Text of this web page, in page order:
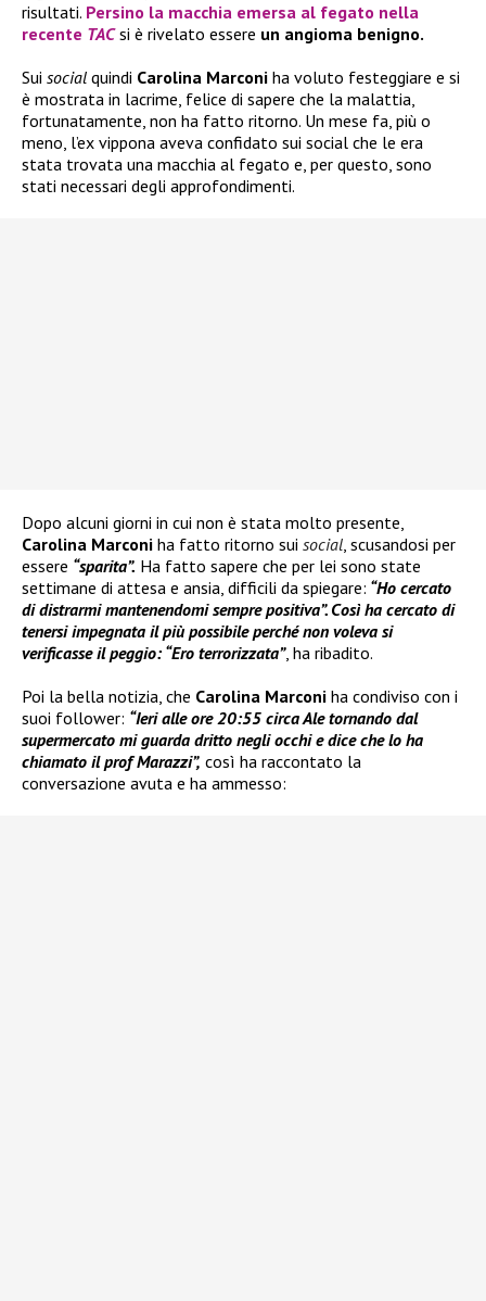
risultati. Persino la macchia emersa al fegato nella
recente TACsi è rivelato essere un angioma benigno.
Sui social quindi Carolina Marconi ha voluto festeggiare e si
è mostrata in lacrime, felice di sapere che la malattia,
fortunatamente, non ha fatto ritorno. Un mese fa, più o
meno, l’ex vippona aveva confidato sui social che le era
stata trovata una macchia al fegato e, per questo, sono
stati necessari degli approfondimenti.
Dopo alcuni giorni in cui non è stata molto presente,
Carolina Marconi ha fatto ritorno sui social , scusandosi per
essere “sparita”. Ha fatto sapere che per lei sono state
settimane di attesa e ansia, difficili da spiegare: “Ho cercato
di distrarmi mantenendomi sempre positiva”. Così ha cercato di
tenersi impegnata il più possibile perché non voleva si
verificasse il peggio: “Ero terrorizzata”, ha ribadito.
Poi la bella notizia, che Carolina Marconi ha condiviso con i
suoi follower: “Ieri alle ore 20:55 circa Ale tornando dal
supermercato mi guarda dritto negli occhi e dice che lo ha
chiamato il prof Marazzi”, così ha raccontato la
conversazione avuta e ha ammesso: